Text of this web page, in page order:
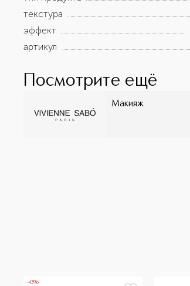
текстура
эффект
артикул
Посмотрите ещё
Макияж
-43%